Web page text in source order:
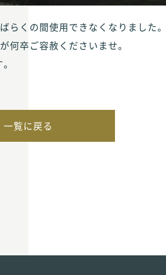
らくの間使用できなくなりました
何卒ご容赦くださいませ。
一覧に戻る